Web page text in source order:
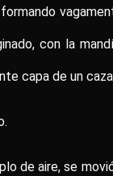
con la
capa de un
de aire, se